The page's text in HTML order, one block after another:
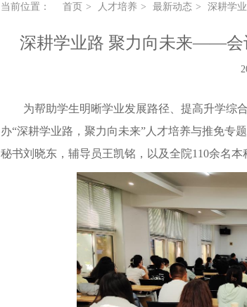
当前位置： 首页 人才培养 最新动态 深耕学
深耕学业路 聚力向未来——会
为帮助学生明晰学业发展路径、提高升学综
办“深耕学业路，聚力向未来”人才培养与推免专
秘书刘晓东，辅导员王凯铭，以及全院110余名本